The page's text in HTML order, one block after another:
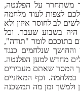
משתחרר על הפלנטה,
לצפות לעוד מלחמה
לכם לשים לב לחוסר איזון ולא
בשבוע שעבר. וכל
בתוככם לומר "תודה",
שנלחמים כנגד
מחדש למען הפלנטה.
המסר שאתם מעבירים
וכף המאזניים
ולמשך זמן מה תמשכנה